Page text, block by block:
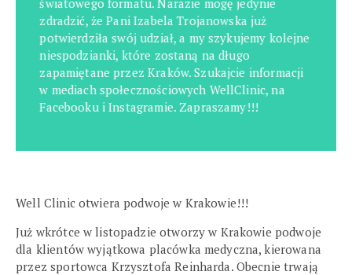
światowego formatu. Narazie mogę jedynie
zdradzić, że Pani Izabela Trojanowska już
potwierdziła swój udział, a my szykujemy kolejne
niespodzianki, które zostaną na długo
zapamiętane przez Kraków. Szukajcie informacji
w mediach społecznościowych WellClinic, na
Facebooku i Instagramie. Zapraszamy!!!
Well Clinic otwiera podwoje w Krakowie!!!
Już wkrótce w listopadzie otworzy w Krakowie podwoje
dla klientów wyjątkowa placówka medyczna, kierowana
przez sportowca Krzysztofa Reinharda. Obecnie trwają